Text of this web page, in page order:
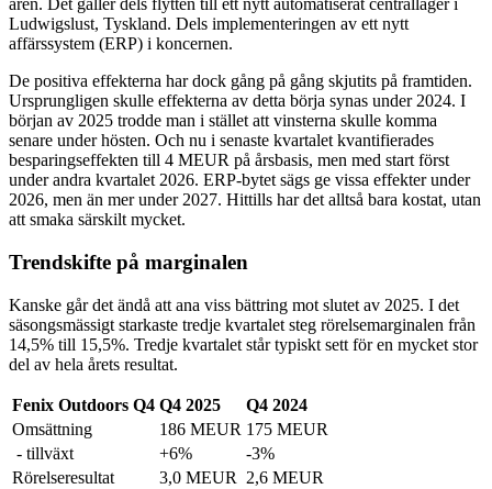
åren. Det gäller dels flytten till ett nytt automatiserat centrallager i
Ludwigslust, Tyskland. Dels implementeringen av ett nytt
affärssystem (ERP) i koncernen.
De positiva effekterna har dock gång på gång skjutits på framtiden.
Ursprungligen skulle effekterna av detta börja synas under 2024. I
början av 2025 trodde man i stället att vinsterna skulle komma
senare under hösten. Och nu i senaste kvartalet kvantifierades
besparingseffekten till 4 MEUR på årsbasis, men med start först
under andra kvartalet 2026. ERP-bytet sägs ge vissa effekter under
2026, men än mer under 2027. Hittills har det alltså bara kostat, utan
att smaka särskilt mycket.
Trendskifte på marginalen
Kanske går det ändå att ana viss bättring mot slutet av 2025. I det
säsongsmässigt starkaste tredje kvartalet steg rörelsemarginalen från
14,5% till 15,5%. Tredje kvartalet står typiskt sett för en mycket stor
del av hela årets resultat.
Fenix Outdoors Q4 Q4 2025
Q4 2024
Omsättning
186 MEUR 175 MEUR
- tillväxt
+6%
-3%
Rörelseresultat
3,0 MEUR
2,6 MEUR